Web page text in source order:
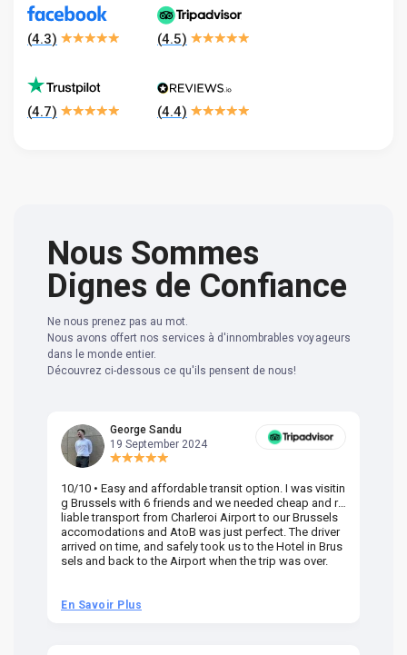
(4.3) (4.5)
(4.7) (4.4)
Nous Sommes
Dignes de Confiance
Ne nous prenez pas au mot.
Nous avons offert nos services à d'innombrables voyageurs
dans le monde entier.
Découvrez ci-dessous ce qu'ils pensent de nous!
George Sandu
19 September 2024
10/10 • Easy and affordable transit option. I was visitin
g Brussels with 6 friends and we needed cheap and re
liable transport from Charleroi Airport to our Brussels
accomodations and AtoB was just perfect. The driver
arrived on time, and safely took us to the Hotel in Brus
sels and back to the Airport when the trip was over.
En Savoir Plus